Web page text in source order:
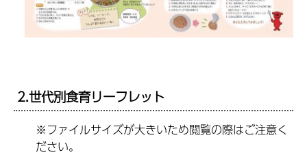
2.世代別食育リーフレット
※ファイルサイズが大きいため閲覧の際はご注意く
ださい。